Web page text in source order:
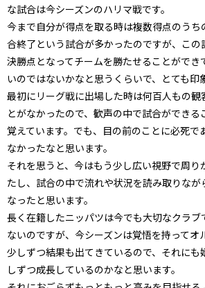
な試合は今シーズンのハリマ戦です。
今まで自分が得点を取る時は複数得点のう
合終了という試合が多かったのですが、こ
決勝点となってチームを勝たせることができ
いのではないかなと思うくらいで、とても印
最初にリーグ戦に出場した時は何百人もの観
とがなかったので、歓声の中で試合ができる
覚えています。でも、目の前のことに必死で
なかったなと思います。
それを思うと、今はもう少し広い視野で周り
たし、試合の中で流れや状況を読み取りなが
なったと思います。
長く在籍したニッパツは今でも大切なクラ
ないのですが、今シーズンは覚悟を持ってオ
少しずつ結果も出てきているので、それにも
しずつ成長しているのかなと思います。